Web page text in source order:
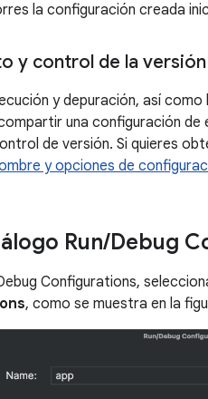
la configuración creada
y control de la versión
y depuración, así
una configuración de
de versión. Si quieres
y opciones de
Run/Debug
Configurations,
, como se muestra en la